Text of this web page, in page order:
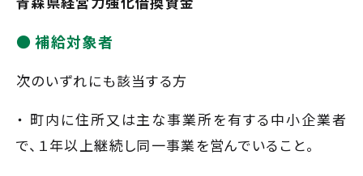
補給対象者
次のいずれにも該当する方
・ 町内に住所又は主な事業所を有する中小企業者
で、１年以上継続し同一事業を営んでいること。